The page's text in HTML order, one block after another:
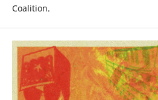
Coalition.